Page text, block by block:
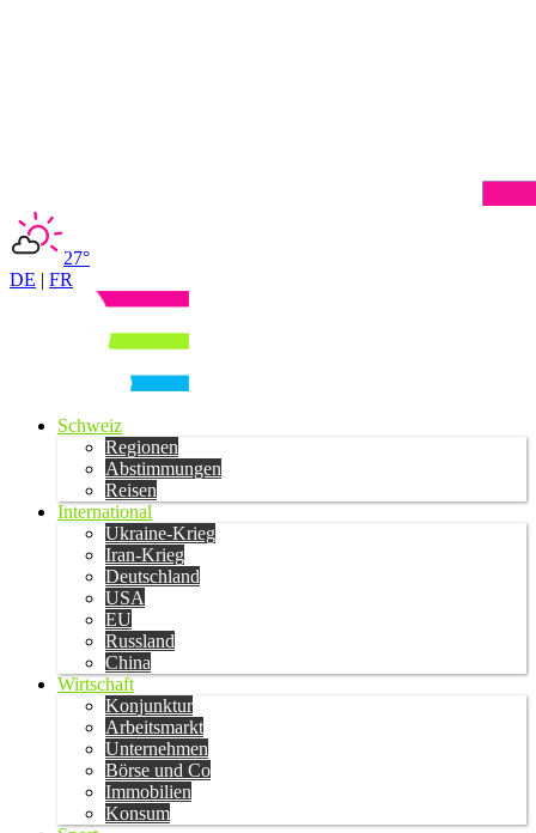
27°
DE | FR
Schweiz
Regionen
Abstimmungen
Reisen
International
Ukraine-Krieg
Iran-Krieg
Deutschland
USA
EU
Russland
China
Wirtschaft
Konjunktur
Arbeitsmarkt
Unternehmen
Börse und Co
Immobilien
Konsum